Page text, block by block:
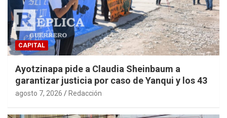
CAPITAL
Ayotzinapa pide a Claudia Sheinbaum a
garantizar justicia por caso de Yanqui y los 43
agosto 7, 2026 Redacción